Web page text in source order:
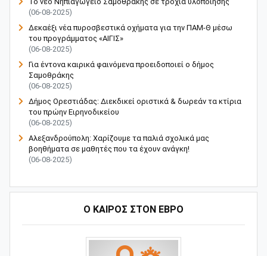
(06-08-2025)
Δεκαέξι νέα πυροσβεστικά οχήματα για την ΠΑΜ-Θ μέσω
του προγράμματος «ΑΙΓΙΣ»
(06-08-2025)
Για έντονα καιρικά φαινόμενα προειδοποιεί ο δήμος
Σαμοθράκης
(06-08-2025)
Δήμος Ορεστιάδας: Διεκδικεί οριστικά & δωρεάν τα κτίρια
του πρώην Ειρηνοδικείου
(06-08-2025)
Αλεξανδρούπολη: Χαρίζουμε τα παλιά σχολικά μας
βοηθήματα σε μαθητές που τα έχουν ανάγκη!
(06-08-2025)
Ο ΚΑΙΡΟΣ ΣΤΟΝ ΕΒΡΟ